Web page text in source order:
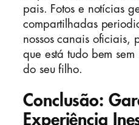
pais. Fotos e notícias
compartilhadas
nossos canais oficiais,
que está tudo bem
do seu filho.
Conclusão:
Experiência